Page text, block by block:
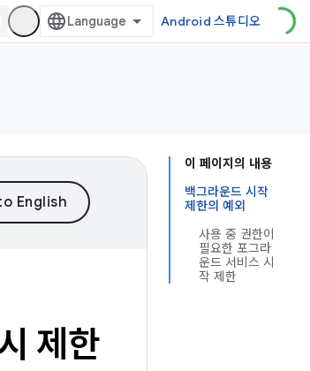
Android 스튜디오
이 페이지의 내용
백그라운드 시작
제한의 예외
사용 중 권한이
필요한 포그라
운드 서비스 시
작 제한
제한